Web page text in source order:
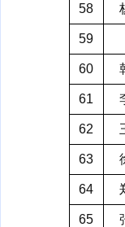
58
59
60
61
62
63
64
65